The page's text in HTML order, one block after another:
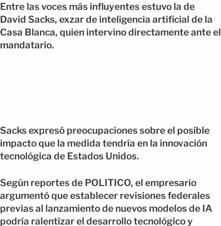
Entre las voces más influyentes estuvo la de
David Sacks, exzar de inteligencia artificial de la
Casa Blanca, quien intervino directamente ante el
mandatario.
Sacks expresó preocupaciones sobre el posible
impacto que la medida tendría en la innovación
tecnológica de Estados Unidos.
Según reportes de POLITICO, el empresario
argumentó que establecer revisiones federales
previas al lanzamiento de nuevos modelos de IA
podría ralentizar el desarrollo tecnológico y